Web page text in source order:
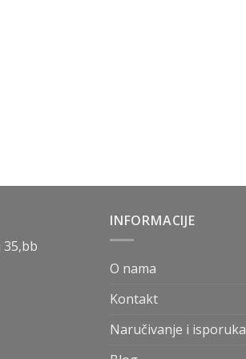
35,bb
INFORMACIJE
O nama
Kontakt
Naručivanje i isporuka